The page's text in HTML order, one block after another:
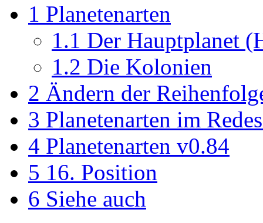
1 Planetenarten
1.1 Der Hauptplanet
1.2 Die Kolonien
2 Ändern der
3 Planetenarten im
4 Planetenarten v0.84
5 16. Position
6 Siehe auch